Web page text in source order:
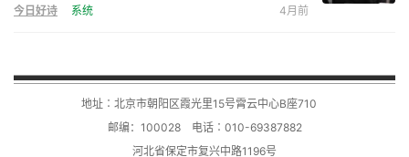
今日好诗 系统 4月前
地址∶北京市朝阳区霞光里15号霄云中心B座710
邮编：100028 电话∶010-69387882
河北省保定市复兴中路1196号